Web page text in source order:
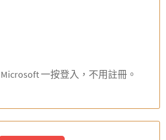
一按登入，不用註冊。